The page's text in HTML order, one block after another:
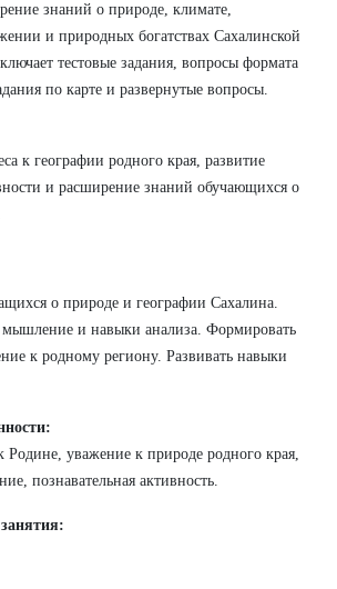
знаний о природе, климате,
и природных богатствах Сахалинской
тестовые задания, вопросы формата
по карте и развернутые вопросы.
к географии родного края, развитие
и расширение знаний обучающихся о
о природе и географии Сахалина.
мышление и навыки анализа. Формировать
к родному региону. Развивать навыки
уважение к природе родного края,
познавательная активность.